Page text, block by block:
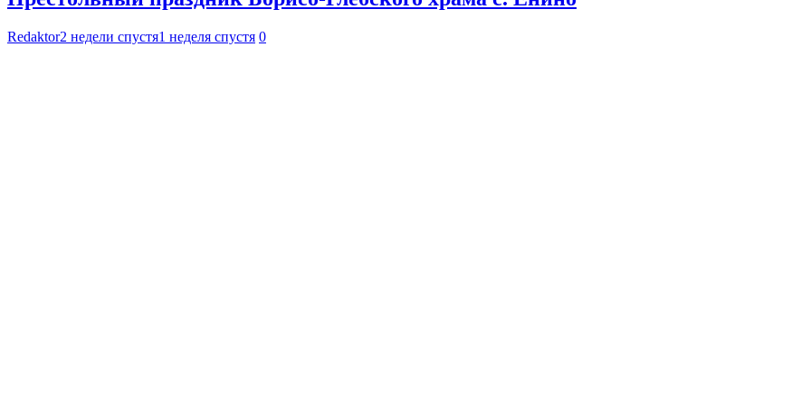
Redaktor2 недели спустя1 неделя спустя 0